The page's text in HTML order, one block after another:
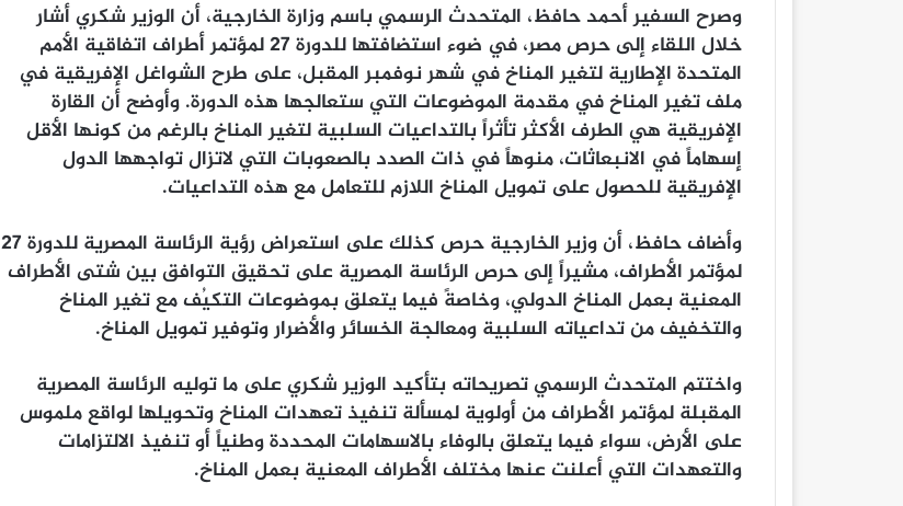
وصرح السفير أحمد حافظ، المتحدث الرسمي باسم وزارة الخارجية، أن الوزير شكري أشار
خلال اللقاء إلى حرص مصر، في ضوء استضافتها للدورة ٢٧ لمؤتمر أطراف اتفاقية الأمم
المتحدة الإطارية لتغير المناخ في شهر نوفمبر المقبل، على طرح الشواغل الإفريقية في
ملف تغير المناخ في مقدمة الموضوعات التي ستعالجها هذه الدورة. وأوضح أن القارة
الإفريقية هي الطرف الأكثر تأثراً بالتداعيات السلبية لتغير المناخ بالرغم من كونها الأقل
إسهاماً في الانبعاثات، منوهاً في ذات الصدد بالصعوبات التي لاتزال تواجهها الدول
الإفريقية للحصول على تمويل المناخ اللازم للتعامل مع هذه التداعيات.
وأضاف حافظ، أن وزير الخارجية حرص كذلك على استعراض رؤية الرئاسة المصرية للدورة ٢٧
لمؤتمر الأطراف، مشيراً إلى حرص الرئاسة المصرية على تحقيق التوافق بين شتى الأطراف
المعنية بعمل المناخ الدولي، وخاصةً فيما يتعلق بموضوعات التكيُف مع تغير المناخ
والتخفيف من تداعياته السلبية ومعالجة الخسائر والأضرار وتوفير تمويل المناخ.
واختتم المتحدث الرسمي تصريحاته بتأكيد الوزير شكري على ما توليه الرئاسة المصرية
المقبلة لمؤتمر الأطراف من أولوية لمسألة تنفيذ تعهدات المناخ وتحويلها لواقع ملموس
على الأرض، سواء فيما يتعلق بالوفاء بالاسهامات المحددة وطنياً أو تنفيذ الالتزامات
والتعهدات التي أعلنت عنها مختلف الأطراف المعنية بعمل المناخ.